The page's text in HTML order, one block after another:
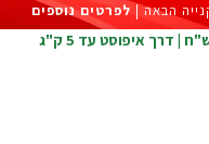
לפרטים נוספים